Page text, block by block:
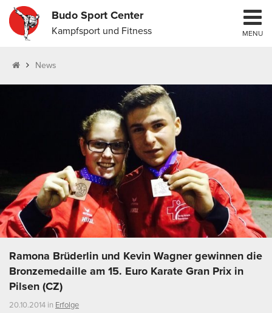
Budo Sport Center
Kampfsport und Fitness MENU
News
Ramona Brüderlin und Kevin Wagner gewinnen die
Bronzemedaille am 15. Euro Karate Gran Prix in
Pilsen (CZ)
20.10.2014 in Erfolge